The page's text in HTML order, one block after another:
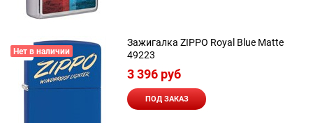
Нет в наличии
Зажигалка ZIPPO Royal Blue Matte
49223
3 396 руб
ПОД ЗАКАЗ